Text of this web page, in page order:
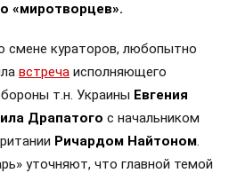
«миротворцев».
смене кураторов, любопытно
встреча исполняющего
т.н. Украины Евгения
Драпатого с начальником
Ричардом Найтоном
уточняют, что главной темой